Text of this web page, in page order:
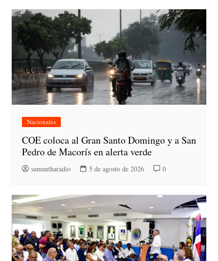
Nacionales
COE coloca al Gran Santo Domingo y a San
Pedro de Macorís en alerta verde
samantharadio 5 de agosto de 2026 0